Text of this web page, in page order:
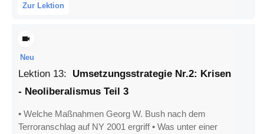
Zur Lektion
Neu
Lektion 13: Umsetzungsstrategie Nr.2: Krisen
- Neoliberalismus Teil 3
• Welche Maßnahmen Georg W. Bush nach dem
Terroranschlag auf NY 2001 ergriff • Was unter einer